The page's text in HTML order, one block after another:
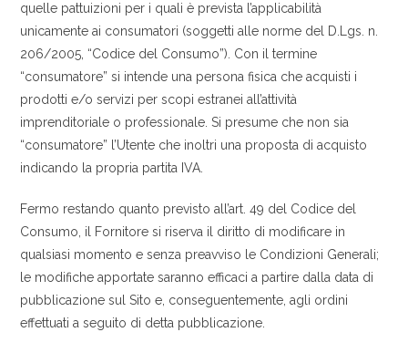
quelle pattuizioni per i quali è prevista l’applicabilità
unicamente ai consumatori (soggetti alle norme del D.Lgs. n.
206/2005, “Codice del Consumo”). Con il termine
“consumatore” si intende una persona fisica che acquisti i
prodotti e/o servizi per scopi estranei all’attività
imprenditoriale o professionale. Si presume che non sia
“consumatore” l’Utente che inoltri una proposta di acquisto
indicando la propria partita IVA.
Fermo restando quanto previsto all’art. 49 del Codice del
Consumo, il Fornitore si riserva il diritto di modificare in
qualsiasi momento e senza preavviso le Condizioni Generali;
le modifiche apportate saranno efficaci a partire dalla data di
pubblicazione sul Sito e, conseguentemente, agli ordini
effettuati a seguito di detta pubblicazione.